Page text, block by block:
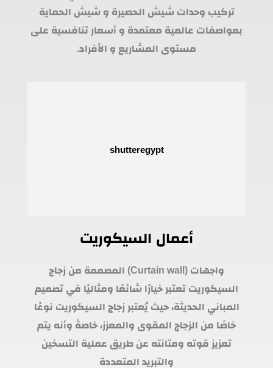
تركيب وحدات شيش الحصيرة و شيش الحماية
بمواصفات عالمية معتمدة و أسعار تنافسية على
مستوى المشاريع و الأفراد.
أعمال السيكوريت
واجهات (Curtain wall) المصممة من زجاج
السيكوريت تعتبر خيارًا شائعًا ومثاليًا في تصميم
المباني الحديثة، حيث يُعتبر زجاج السيكوريت نوعًا
خاصًا من الزجاج المقوى والمعزز، خاصةً وأنه يتم
تعزيز قوته ومتانته عن طريق عملية التسخين
والتبريد المتعددة